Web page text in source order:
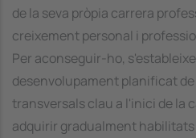
de la seva pròpia carrera
creixement personal i
Per aconseguir-ho,
desenvolupament planificat
transversals clau a l'inici de la
adquirir gradualment habilitats